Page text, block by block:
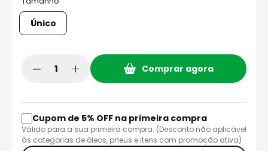
Único
Comprar agora
Cupom de 5% OFF na primeira compra
Válido para a sua primeira compra. (Desconto não aplicável
às categorias de óleos, pneus e itens com promoção ativa)